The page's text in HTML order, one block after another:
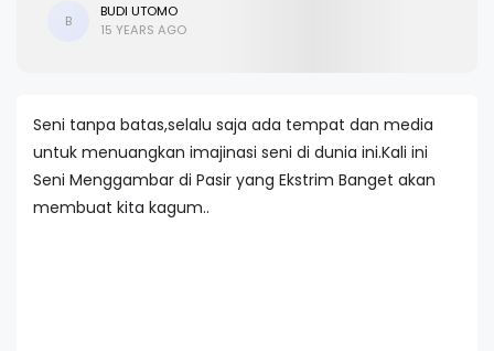
B
BUDI UTOMO
15 YEARS AGO
Seni tanpa batas,selalu saja ada tempat dan media
untuk menuangkan imajinasi seni di dunia ini.Kali ini
Seni Menggambar di Pasir yang Ekstrim Banget akan
membuat kita kagum..